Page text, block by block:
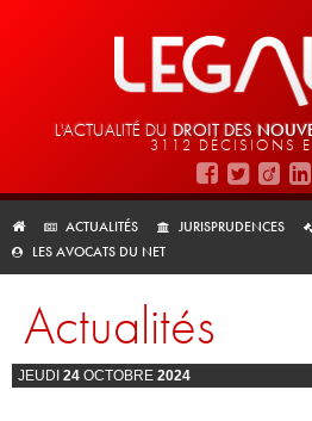
L'ACTUALITÉ DU DROIT DES
3112 DÉCISIONS
ACTUALITÉS JURISPRUDENCES
LES AVOCATS DU NET
Actualités
JEUDI 24 OCTOBRE 2024